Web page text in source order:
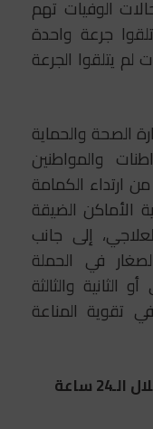
من حالات الوفيات تهم
و23 بالمائة تلقوا جرعة واحدة
الوفيات لم يتلقوا الجرعة
الصحة والحماية
والمواطنين
من ارتداء الكمامة
الأماكن الضيقة
إلى جانب
في الحملة
الثانية والثالثة
تقوية المناعة
7756 إصابة جديدة و18 حالة وفاة خلال الـ24 ساعة